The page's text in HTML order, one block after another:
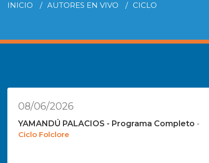
INICIO AUTORES EN VIVO CICLO
08/06/2026
YAMANDÚ PALACIOS - Programa Completo -
Ciclo Folclore